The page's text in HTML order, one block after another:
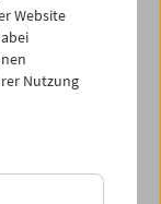
Website
Nutzung